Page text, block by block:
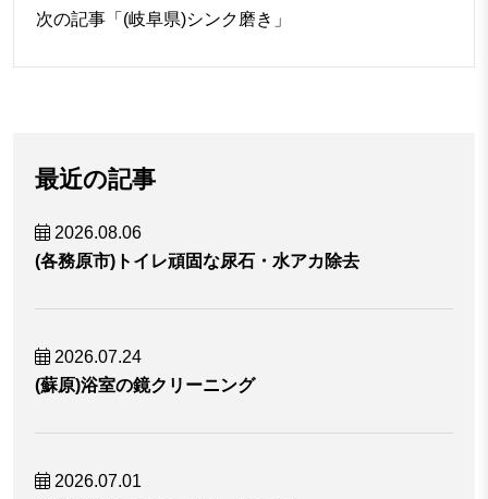
次の記事「 (岐阜県)シンク磨き 」
最近の記事
2026.08.06
(各務原市)トイレ頑固な尿石・水アカ除去
2026.07.24
(蘇原)浴室の鏡クリーニング
2026.07.01